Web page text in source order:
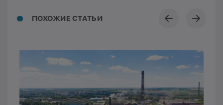
ПОХОЖИЕ СТАТЬИ